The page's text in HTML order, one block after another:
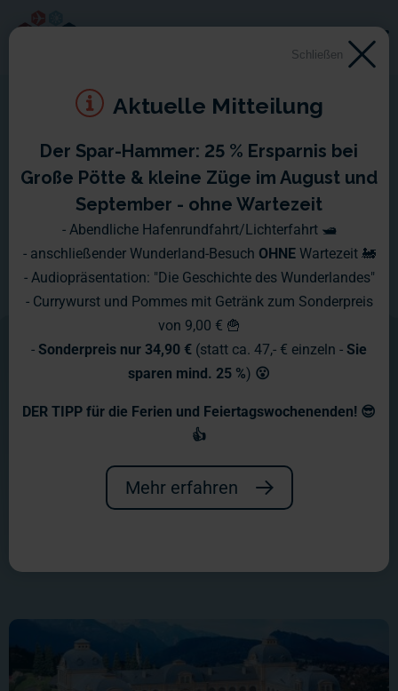
Schlossbrand
Das Schloss Löwenstein über der Stadt
Knuffingen ist nicht nur Prachtbau und
Wahrzeichen der Stadt, sondern auch
eines der beliebtesten Ziele von
Brandstiftern.
Die besorgniserregende
Bestandsaufnahme zeigt: Mehrmals
pro Stunde geht das Schloss in
Schließen
Aktuelle Mitteilung
Der Spar-Hammer: 25 % Ersparnis bei
Große Pötte & kleine Züge im August und
September - ohne Wartezeit
- Abendliche Hafenrundfahrt/Lichterfahrt 🛥️
- anschließender Wunderland-Besuch OHNE Wartezeit 🚂
- Audiopräsentation: "Die Geschichte des Wunderlandes"
- Currywurst und Pommes mit Getränk zum Sonderpreis
von 9,00 € 🍟
- Sonderpreis nur 34,90 € (statt ca. 47,- € einzeln - Sie
sparen mind. 25 %) 😮
DER TIPP für die Ferien und Feiertagswochenenden! 😎
👍
Mehr erfahren